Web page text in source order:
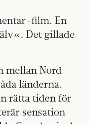
film. En
Det gillade
mellan Nord-
länderna.
rätta tiden för
sensation